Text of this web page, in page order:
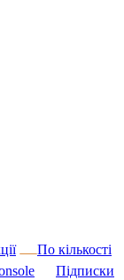
По кількості
Підписки